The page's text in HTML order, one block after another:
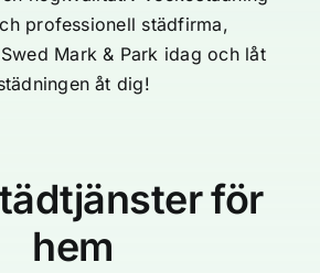
professionell städfirma,
Mark & Park idag och låt
åt dig!
för
hem